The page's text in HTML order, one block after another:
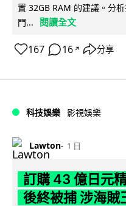
置 32GB RAM 的建議。分
門...
閱讀全文
167 16 ↗ 分享
科技娛樂 影視娛樂
Lawton 1 日
訂購 43 億日元
後終被捕 涉海賊